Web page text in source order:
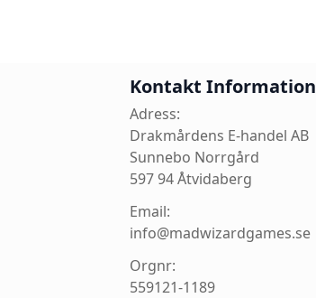
Kontakt Information
Adress:
Drakmårdens E-handel AB
Sunnebo Norrgård
597 94 Åtvidaberg
Email:
info@madwizardgames.se
Orgnr:
559121-1189